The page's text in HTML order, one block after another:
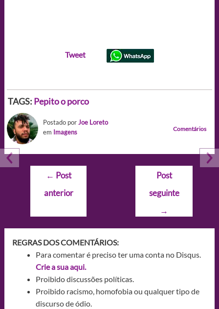
Tweet
TAGS: Pepito o porco
Postado porJoe Loreto
em Imagens Comentários
Navegação
Post
← Post
anterior
Post
seguinte
→
REGRAS DOS COMENTÁRIOS:
Para comentar é preciso ter uma conta no Disqus.
Crie a sua aqui.
Proibido discussões políticas.
Proibido racismo, homofobia ou qualquer tipo de
discurso de ódio.